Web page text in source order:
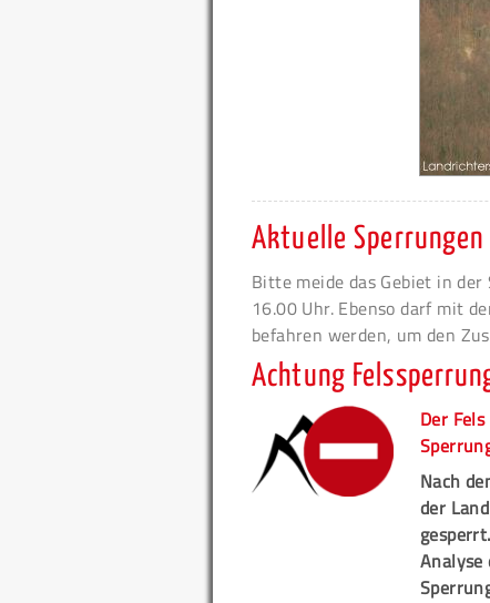
Aktuelle Sperrungen
Bitte meide das Gebiet in
16.00 Uhr. Ebenso darf mit
befahren werden, um den
Achtung
Der
Nach
der
Analyse